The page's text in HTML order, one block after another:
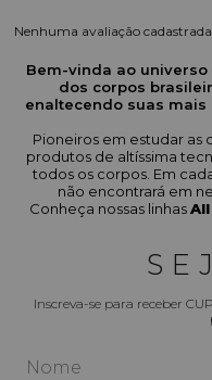
Nenhuma avaliação
Bem-vinda ao
dos corpos
enaltecendo suas
Pioneiros em estudar as
produtos de altíssima
todos os corpos. Em
não encontrará em
Conheça nossas linhas
Inscreva-se para receber